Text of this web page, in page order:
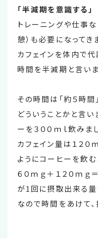
「半減期を意識する」
トレーニングや仕事な
憩）も必要になってき
カフェインを体内で
時間を半減期と言いま
その時間は「約５時間
どういうことかと言い
ーを３００ｍｌ飲みま
カフェイン量は１２０
ようにコーヒーを飲む
６０ｍｇ＋１２０ｍｇ
が1回に摂取出来る量
なので時間をあけて、